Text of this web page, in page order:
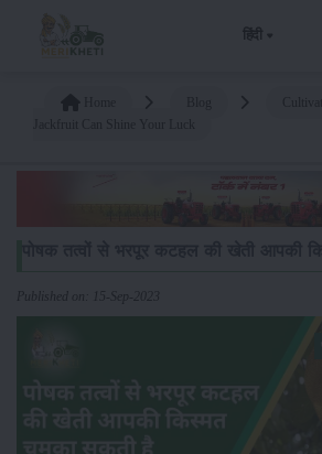
हिंदी
Published on: 15-Sep-2023